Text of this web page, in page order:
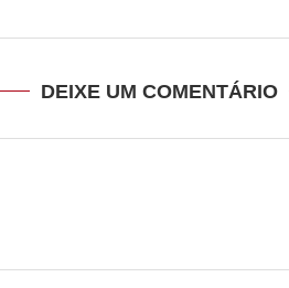
DEIXE UM COMENTÁRIO